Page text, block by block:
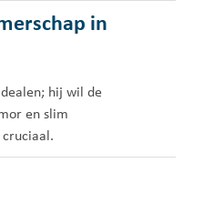
in
hij wil de
en slim